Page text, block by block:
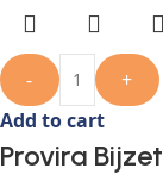
-
+
Add to cart
Provira